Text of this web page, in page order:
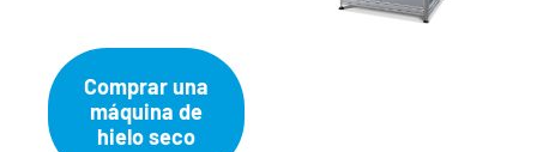
Comprar una
máquina de
hielo seco